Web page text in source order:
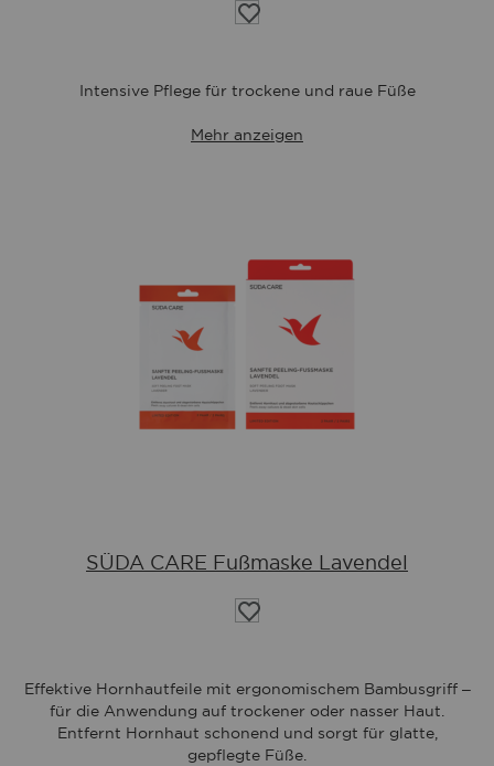
Auf
die
Intensive Pflege für trockene und raue Füße
Mehr anzeigen
SÜDA CARE Fußmaske Lavendel
Auf
die
Effektive Hornhautfeile mit ergonomischem Bambusgriff –
für die Anwendung auf trockener oder nasser Haut.
Entfernt Hornhaut schonend und sorgt für glatte,
gepflegte Füße.